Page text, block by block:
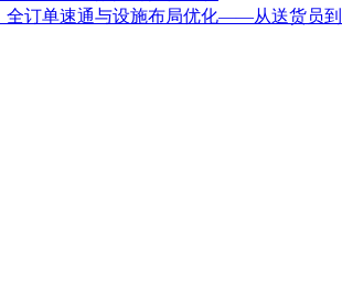
全订单速通与设施布局优化——从送货员